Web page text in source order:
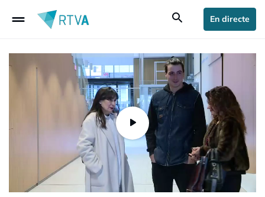
drag_handle search En directe